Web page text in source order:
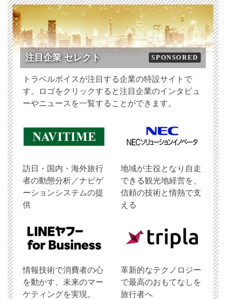
注目企業 セレクト SPONSORED
トラベルボイスが注目する企業の特設サイトで
す。ロゴをクリックすると注目企業のインタビュ
ーやニュースを一覧することができます。
訪日・国内・海外旅行
者の動態分析／ナビゲ
ーションシステムの提
供
地域が主役となり自走
できる観光地経営を、
信頼の技術と情熱で支
える
情報技術で消費者の心
を動かす、未来のマー
ケティングを実現。
革新的なテクノロジー
で最高のおもてなしを
旅行者へ